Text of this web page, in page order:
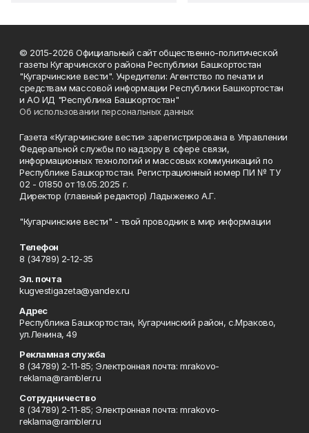
© 2015-2026 Официальный сайт общественно-политической
газеты Кугарчинского района Республики Башкортостан
"Кугарчинские вести". Учредители: Агентство по печати и
средствам массовой информации Республики Башкортостан
и АО ИД "Республика Башкортостан"
Об использовании персональных данных
Газета «Кугарчинские вести» зарегистрирована в Управлении
Федеральной службы по надзору в сфере связи,
информационных технологий и массовых коммуникаций по
Республике Башкортостан. Регистрационный номер ПИ № ТУ
02 - 01850 от 19.05.2025 г.
Директор (главный редактор) Ладыженко А.Г.
"Кугарчинские вести" - твой проводник в мир информации
Телефон
8 (34789) 2-12-35
Эл. почта
kugvestigazeta@yandex.ru
Адрес
Республика Башкортостан, Кугарчинский район, с.Мраково,
ул.Ленина, 49
Рекламная служба
8 (34789) 2-11-85; Электронная почта: mrakovo-
reklama@rambler.ru
Сотрудничество
8 (34789) 2-11-85; Электронная почта: mrakovo-
reklama@rambler.ru